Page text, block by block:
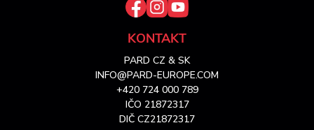
KONTAKT
PARD CZ & SK
INFO@PARD-EUROPE.COM
+420 724 000 789
IČO 21872317
DIČ CZ21872317